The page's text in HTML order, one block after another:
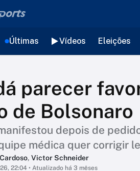
Últimas Vídeos Eleições
parecer
de Bolsonaro
depois de
médica quer corrigir
, Victor Schneider
22:04 • Atualizado há 3 mêses